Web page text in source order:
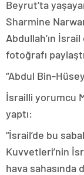
Beyrut’ta
Sharmine
Abdullah’ın
fotoğrafı
“Abdul Bin-
İsrailli yorumcu
yaptı:
“İsrail’de bu
Kuvvetleri’nin
hava sahasında